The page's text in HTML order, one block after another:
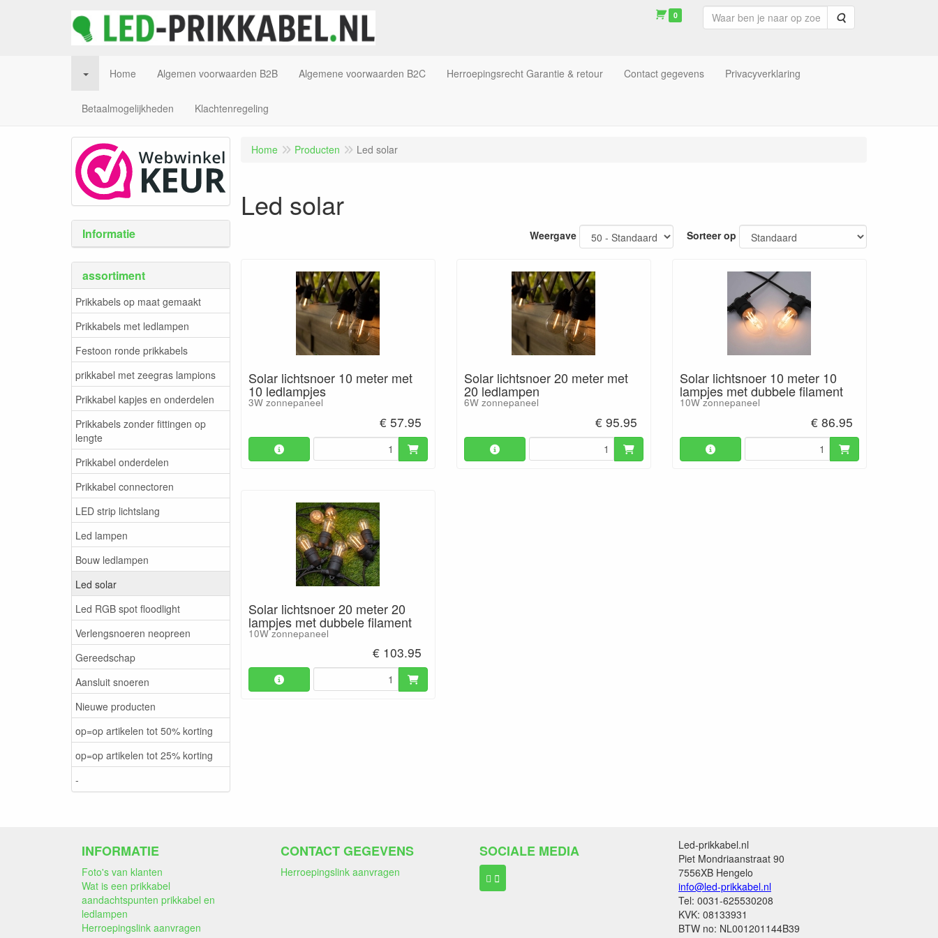
0 Zoeken
Home Algemen voorwaarden B2B Algemene voorwaarden B2C Herroepingsrecht Garantie & retour Contact gegevens Privacyverklaring
Betaalmogelijkheden Klachtenregeling
Informatie
assortiment
Prikkabels op maat gemaakt
Prikkabels met ledlampen
Festoon ronde prikkabels
prikkabel met zeegras lampions
Prikkabel kapjes en onderdelen
Prikkabels zonder fittingen op
lengte
Prikkabel onderdelen
Prikkabel connectoren
LED strip lichtslang
Led lampen
Bouw ledlampen
Led solar
Led RGB spot floodlight
Verlengsnoeren neopreen
Gereedschap
Aansluit snoeren
Nieuwe producten
op=op artikelen tot 50% korting
op=op artikelen tot 25% korting
-
Home Producten Led solar
Led solar
Weergave Sorteer op
Solar lichtsnoer 10 meter met
10 ledlampjes
3W zonnepaneel
€ 57.95
Solar lichtsnoer 20 meter met
20 ledlampen
6W zonnepaneel
€ 95.95
Solar lichtsnoer 10 meter 10
lampjes met dubbele filament
10W zonnepaneel
€ 86.95
Solar lichtsnoer 20 meter 20
lampjes met dubbele filament
10W zonnepaneel
€ 103.95
INFORMATIE
Foto's van klanten
Wat is een prikkabel
aandachtspunten prikkabel en
ledlampen
Herroepingslink aanvragen
CONTACT GEGEVENS
Herroepingslink aanvragen
SOCIALE MEDIA
Led-prikkabel.nl
Piet Mondriaanstraat 90
7556XB Hengelo
info@led-prikkabel.nl
Tel: 0031-625530208
KVK: 08133931
BTW no: NL001201144B39